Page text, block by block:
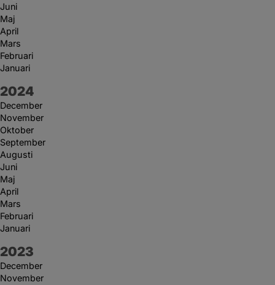
Juni
Maj
April
Mars
Februari
Januari
År:
2024
December
November
Oktober
September
Augusti
Juni
Maj
April
Mars
Februari
Januari
År:
2023
December
November